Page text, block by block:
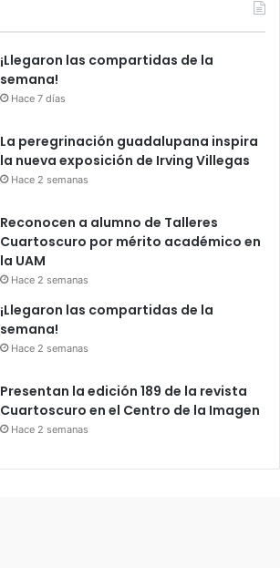
¡Llegaron las compartidas de la
semana!
Hace 7 días
La peregrinación guadalupana inspira
la nueva exposición de Irving Villegas
Hace 2 semanas
Reconocen a alumno de Talleres
Cuartoscuro por mérito académico en
la UAM
Hace 2 semanas
¡Llegaron las compartidas de la
semana!
Hace 2 semanas
Presentan la edición 189 de la revista
Cuartoscuro en el Centro de la Imagen
Hace 2 semanas